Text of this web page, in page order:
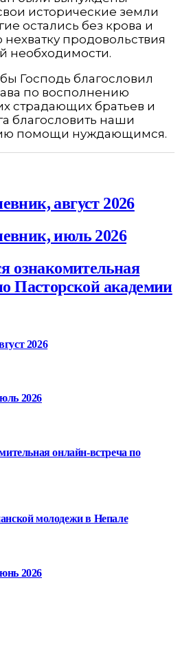
исторические земли
остались без крова и
продовольствия
необходимости.
Господь благословил
по восполнению
страдающих братьев и
благословить наши
помощи нуждающимся.
август 2026
июль 2026
ознакомительная
Пасторской академии
2026
2026
онлайн-встреча по
молодежи в Непале
2026